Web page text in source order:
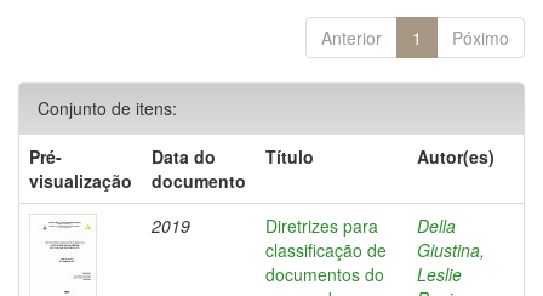
Anterior 1 Póximo
Conjunto de itens:
Pré-
visualização
Data do
documento
Título Autor(es)
2019
Diretrizes para
classificação de
documentos do
Della
Giustina,
Leslie